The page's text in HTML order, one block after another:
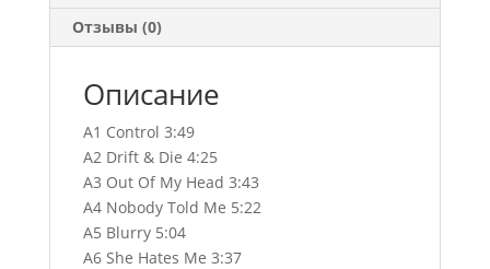
Отзывы (0)
Описание
A1 Control 3:49
A2 Drift & Die 4:25
A3 Out Of My Head 3:43
A4 Nobody Told Me 5:22
A5 Blurry 5:04
A6 She Hates Me 3:37